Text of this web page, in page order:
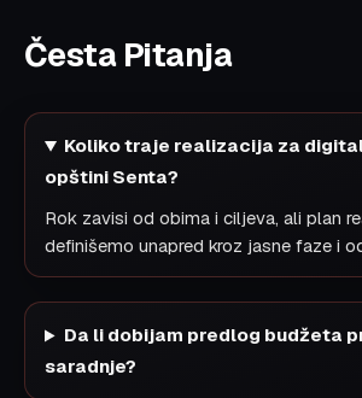
Česta Pitanja
Koliko traje realizacija za
opštini Senta?
Rok zavisi od obima i ciljeva, ali plan
definišemo unapred kroz jasne faze i
Da li dobijam predlog budžeta
saradnje?